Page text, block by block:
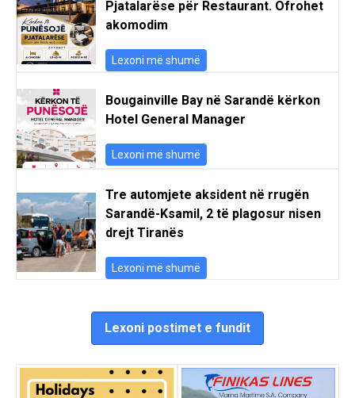
Pjatalarëse për Restaurant. Ofrohet
akomodim
Lexoni më shumë
Bougainville Bay në Sarandë kërkon
Hotel General Manager
Lexoni më shumë
Tre automjete aksident në rrugën
Sarandë-Ksamil, 2 të plagosur nisen
drejt Tiranës
Lexoni më shumë
Lexoni postimet e fundit